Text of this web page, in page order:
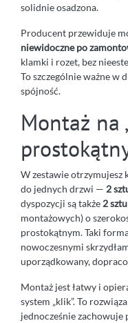
solidnie osadzona.
Producent przewiduje
niewidoczne po
klamki i rozet, bez
To szczególnie ważne w
spójność.
Montaż na
W zestawie otrzymujesz
do jednych drzwi — 2
dyspozycji są także 2
montażowych) o
prostokątnym. Taki
nowoczesnymi
uporządkowany,
Montaż jest łatwy i
system „klik”. To
jednocześnie zachowuje